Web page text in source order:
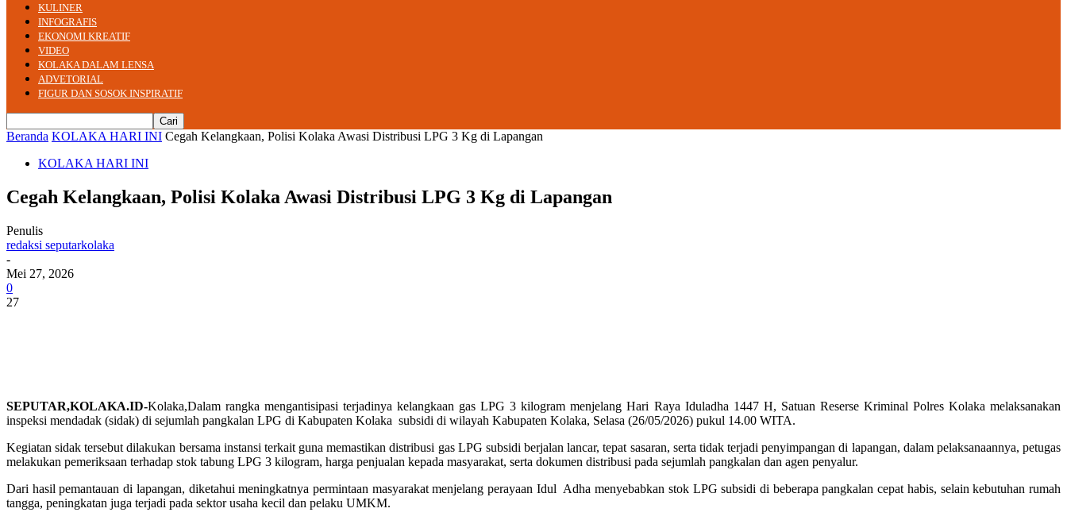
KULINER
INFOGRAFIS
EKONOMI KREATIF
VIDEO
KOLAKA DALAM LENSA
ADVETORIAL
FIGUR DAN SOSOK INSPIRATIF
Beranda KOLAKA HARI INI Cegah Kelangkaan, Polisi Kolaka Awasi Distribusi LPG 3 Kg di Lapangan
KOLAKA HARI INI
Cegah Kelangkaan, Polisi Kolaka Awasi Distribusi LPG 3 Kg di Lapangan
Penulis
redaksi seputarkolaka
-
Mei 27, 2026
0
27
SEPUTAR,KOLAKA.ID-Kolaka,Dalam rangka mengantisipasi terjadinya kelangkaan gas LPG 3 kilogram menjelang Hari Raya Iduladha 1447 H, Satuan Reserse Kriminal Polres Kolaka melaksanakan
inspeksi mendadak (sidak) di sejumlah pangkalan LPG di Kabupaten Kolaka subsidi di wilayah Kabupaten Kolaka, Selasa (26/05/2026) pukul 14.00 WITA.
Kegiatan sidak tersebut dilakukan bersama instansi terkait guna memastikan distribusi gas LPG subsidi berjalan lancar, tepat sasaran, serta tidak terjadi penyimpangan di lapangan, dalam pelaksanaannya, petugas
melakukan pemeriksaan terhadap stok tabung LPG 3 kilogram, harga penjualan kepada masyarakat, serta dokumen distribusi pada sejumlah pangkalan dan agen penyalur.
Dari hasil pemantauan di lapangan, diketahui meningkatnya permintaan masyarakat menjelang perayaan Idul Adha menyebabkan stok LPG subsidi di beberapa pangkalan cepat habis, selain kebutuhan rumah
tangga, peningkatan juga terjadi pada sektor usaha kecil dan pelaku UMKM.